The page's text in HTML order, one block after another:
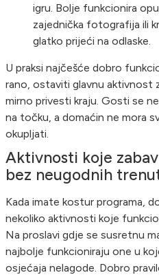
igru. Bolje funkcionira
zajednička fotografija ili
glatko prijeći na odlaske.
U praksi najčešće dobro
rano, ostaviti glavnu aktivnost
mirno privesti kraju. Gosti se
na točku, a domaćin ne mora
okupljati.
Aktivnosti koje
bez neugodnih
Kada imate kostur programa,
nekoliko aktivnosti koje
Na proslavi gdje se susretnu
najbolje funkcioniraju one u
osjećaja nelagode. Dobro